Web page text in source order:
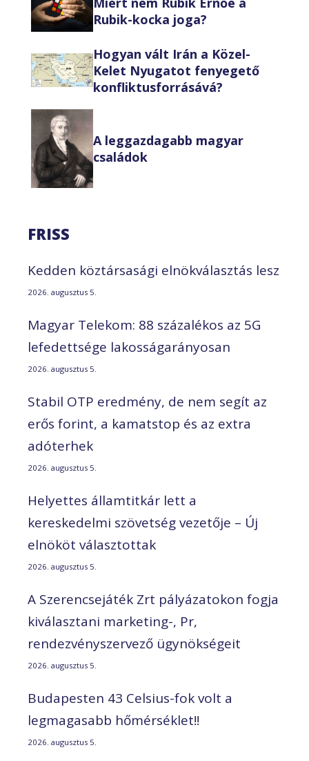
Rubik-kocka joga?
Hogyan vált Irán a Közel-
Kelet Nyugatot fenyegető
konfliktusforrásává?
A leggazdagabb magyar
családok
FRISS
Kedden köztársasági elnökválasztás lesz
2026. augusztus 5.
Magyar Telekom: 88 százalékos az 5G
lefedettsége lakosságarányosan
2026. augusztus 5.
Stabil OTP eredmény, de nem segít az
erős forint, a kamatstop és az extra
adóterhek
2026. augusztus 5.
Helyettes államtitkár lett a
kereskedelmi szövetség vezetője – Új
elnököt választottak
2026. augusztus 5.
A Szerencsejáték Zrt pályázatokon fogja
kiválasztani marketing-, Pr,
rendezvényszervező ügynökségeit
2026. augusztus 5.
Budapesten 43 Celsius-fok volt a
legmagasabb hőmérséklet!!
2026. augusztus 5.